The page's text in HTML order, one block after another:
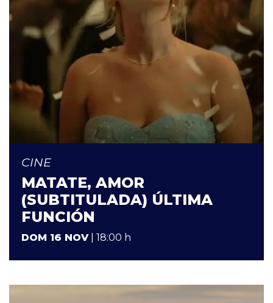
CINE
MATATE, AMOR
(SUBTITULADA) ÚLTIMA
FUNCIÓN
DOM 16 NOV| 18:00 h